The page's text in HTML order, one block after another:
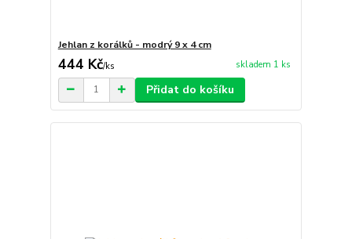
Jehlan z korálků - modrý 9 x 4 cm
444 Kč/ks skladem 1 ks
Přidat do košíku